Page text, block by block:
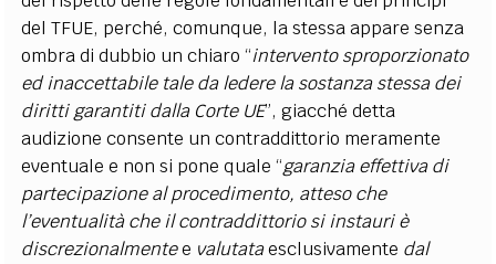
del TFUE, perché, comunque, la stessa appare senza
ombra di dubbio un chiaro “intervento sproporzionato
ed inaccettabile tale da ledere la sostanza stessa dei
diritti garantiti dalla Corte UE”, giacché detta
audizione consente un contraddittorio meramente
eventuale e non si pone quale “garanzia effettiva di
partecipazione al procedimento, atteso che
l’eventualità che il contraddittorio si instauri è
discrezionalmentee valutataesclusivamente dal